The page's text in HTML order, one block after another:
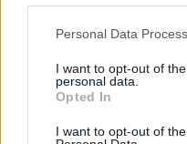
Please note that this
not limited to your visit or
grant or deny consent to
use your data for below
consent section.
Personal Data
I want to opt-out of
personal data.
Opted In
I want to opt-out of
A népzene nem
Folkpark